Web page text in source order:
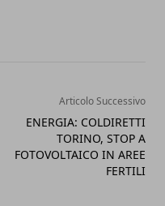
Articolo Successivo
ENERGIA: COLDIRETTI
TORINO, STOP A
FOTOVOLTAICO IN AREE
FERTILI